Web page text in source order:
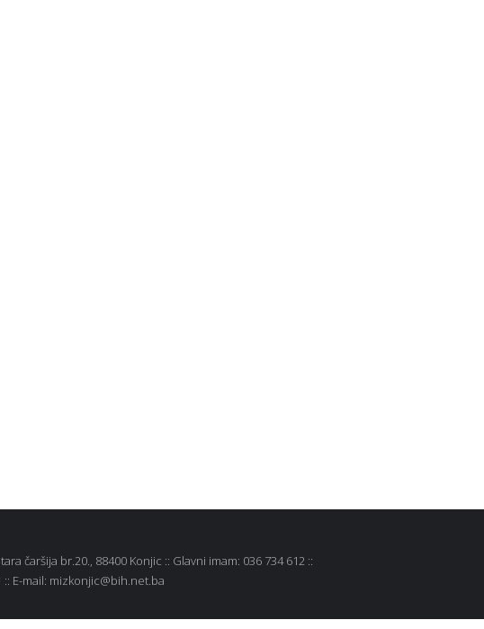
čaršija br.20., 88400 Konjic :: Glavni imam: 036 734 612 ::
:: E-mail: mizkonjic@bih.net.ba